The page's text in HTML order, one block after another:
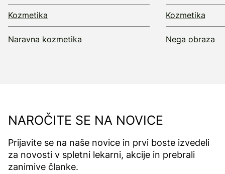
Kozmetika
Naravna kozmetika
Kozmetika
Nega obraza
NAROČITE SE NA NOVICE
Prijavite se na naše novice in prvi boste izvedeli
za novosti v spletni lekarni, akcije in prebrali
zanimive članke.